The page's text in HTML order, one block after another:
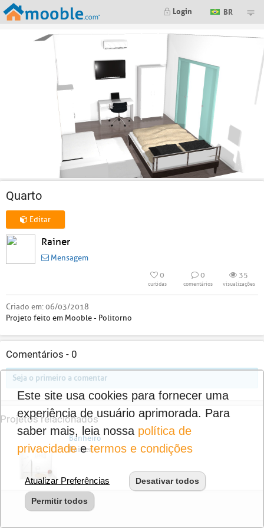
Login BR
Quarto
Editar
Rainer
Mensagem
0
curtidas
0
comentários
35
visualizações
Criado em:06/03/2018
Projeto feito em Mooble - Politorno
Comentários - 0
Seja o primeiro a comentar
Projetos relacionados
Banheiro
Rainer
Este site usa cookies para fornecer uma
experiência de usuário aprimorada. Para
saber mais, leia nossa política de
privacidadeetermos e condições
Atualizar Preferências Desativar todos
Permitir todos